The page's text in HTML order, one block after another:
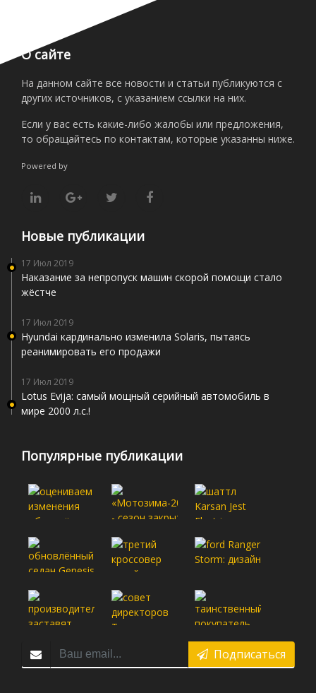
О сайте
На данном сайте все новости и статьи публикуются с
других источников, с указанием ссылки на них.
Если у вас есть какие-либо жалобы или предложения,
то обращайтесь по контактам, которые указанны ниже.
Powered by
Новые публикации
17 Июл 2019
Наказание за непропуск машин скорой помощи стало
жёстче
17 Июл 2019
Hyundai кардинально изменила Solaris, пытаясь
реанимировать его продажи
17 Июл 2019
Lotus Evija: самый мощный серийный автомобиль в
мире 2000 л.с.!
Популярные публикации
Подписаться